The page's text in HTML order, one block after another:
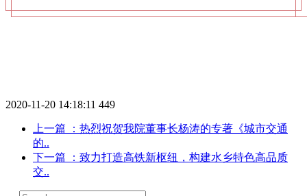
2020-11-20 14:18:11 449
上一篇
：热烈祝贺我院董事长杨涛的专著《城市交通
的..
下一篇
：致力打造高铁新枢纽，构建水乡特色高品质
交..